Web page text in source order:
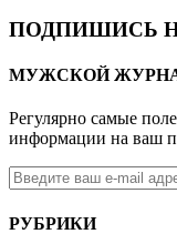
ПОДПИШИСЬ
МУЖСКОЙ ЖУРНАЛ
Регулярно самые
информации на ваш
РУБРИКИ